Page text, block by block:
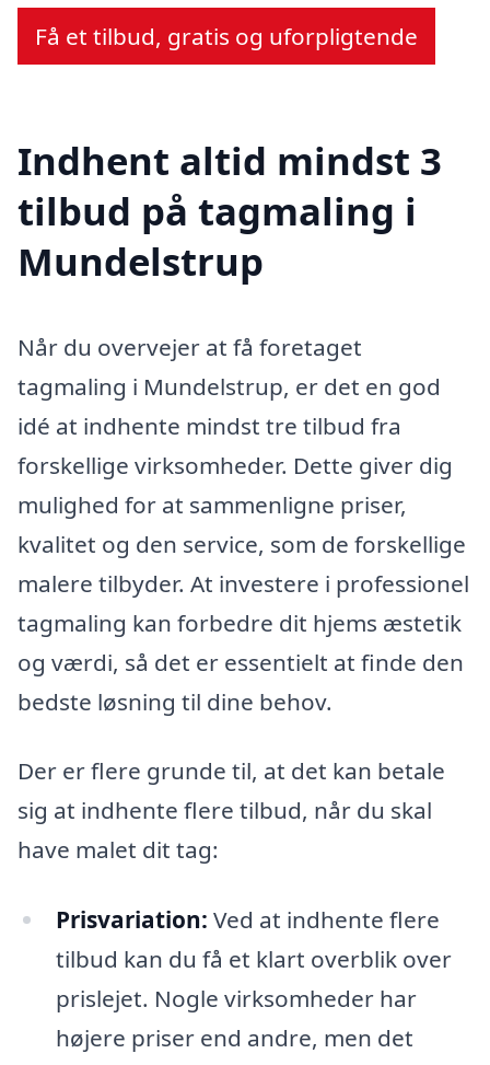
Få et tilbud, gratis og uforpligtende
Indhent altid mindst 3
tilbud på tagmaling i
Mundelstrup
Når du overvejer at få foretaget
tagmaling i Mundelstrup, er det en god
idé at indhente mindst tre tilbud fra
forskellige virksomheder. Dette giver dig
mulighed for at sammenligne priser,
kvalitet og den service, som de forskellige
malere tilbyder. At investere i professionel
tagmaling kan forbedre dit hjems æstetik
og værdi, så det er essentielt at finde den
bedste løsning til dine behov.
Der er flere grunde til, at det kan betale
sig at indhente flere tilbud, når du skal
have malet dit tag:
Prisvariation: Ved at indhente flere
tilbud kan du få et klart overblik over
prislejet. Nogle virksomheder har
højere priser end andre, men det